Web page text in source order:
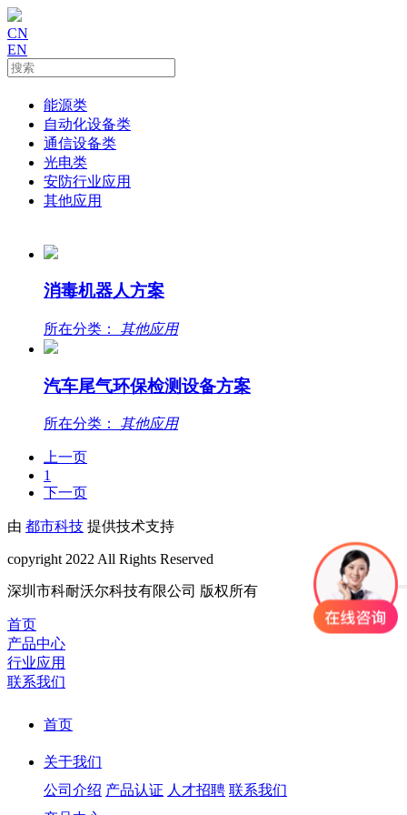
CN
EN
能源类
自动化设备类
通信设备类
光电类
安防行业应用
其他应用
消毒机器人方案
所在分类： 其他应用
汽车尾气环保检测设备方案
所在分类： 其他应用
上一页
1
下一页
由 都市科技 提供技术支持
copyright 2022 All Rights Reserved
深圳市科耐沃尔科技有限公司 版权所有
首页
产品中心
行业应用
联系我们
首页
关于我们
公司介绍 产品认证 人才招聘 联系我们